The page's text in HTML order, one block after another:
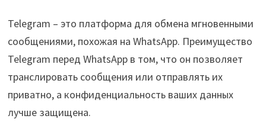
Telegram – это платформа для обмена мгновенными
сообщениями, похожая на WhatsApp. Преимущество
Telegram перед WhatsApp в том, что он позволяет
транслировать сообщения или отправлять их
приватно, а конфиденциальность ваших данных
лучше защищена.